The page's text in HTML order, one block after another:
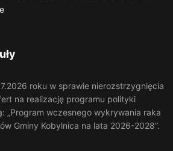
roku w sprawie nierozstrzygnięcia
na realizację programu polityki
„Program wczesnego wykrywania raka
Gminy Kobylnica na lata 2026-2028”.